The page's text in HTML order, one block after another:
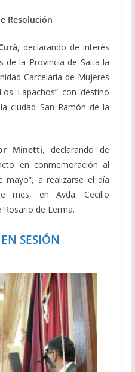
Resolución
, declarando de interés
de la Provincia de Salta la
Carcelaria de Mujeres
Lapachos” con destino
ciudad San Ramón de la
Minetti, declarando de
en conmemoración al
mayo”, a realizarse el día
mes, en Avda. Cecilio
Rosario de Lerma.
SESIÓN